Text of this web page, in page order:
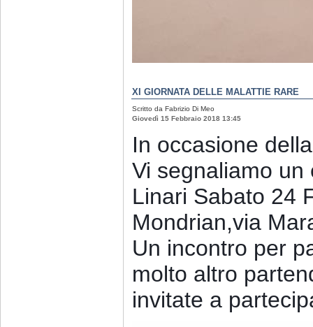
XI GIORNATA DELLE MALATTIE RARE
Scritto da Fabrizio Di Meo
Giovedì 15 Febbraio 2018 13:45
In occasione
Vi segnaliamo
Linari Sabato 24
Mondrian,via
Un incontro per
molto altro
invitate a